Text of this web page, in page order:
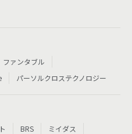
ファンタブル
パーソルクロステクノロジー
BRS
ミイダス